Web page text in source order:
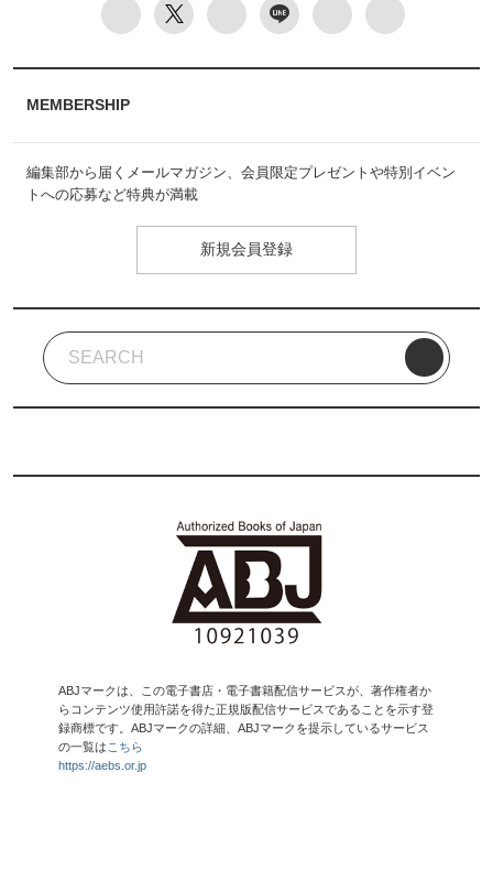
MEMBERSHIP
編集部から届くメールマガジン、会員限定プレゼントや特別イベン
トへの応募など特典が満載
新規会員登録
ABJマークは、この電子書店・電子書籍配信サービスが、著作権者か
らコンテンツ使用許諾を得た正規版配信サービスであることを示す登
録商標です。ABJマークの詳細、ABJマークを提示しているサービス
の一覧は こちら
https://aebs.or.jp